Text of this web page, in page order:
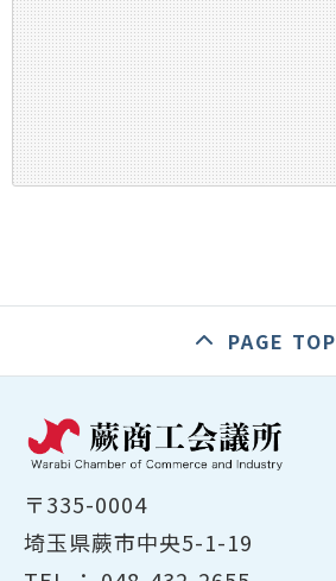
PAGE TOP
〒335-0004
埼玉県蕨市中央5-1-19